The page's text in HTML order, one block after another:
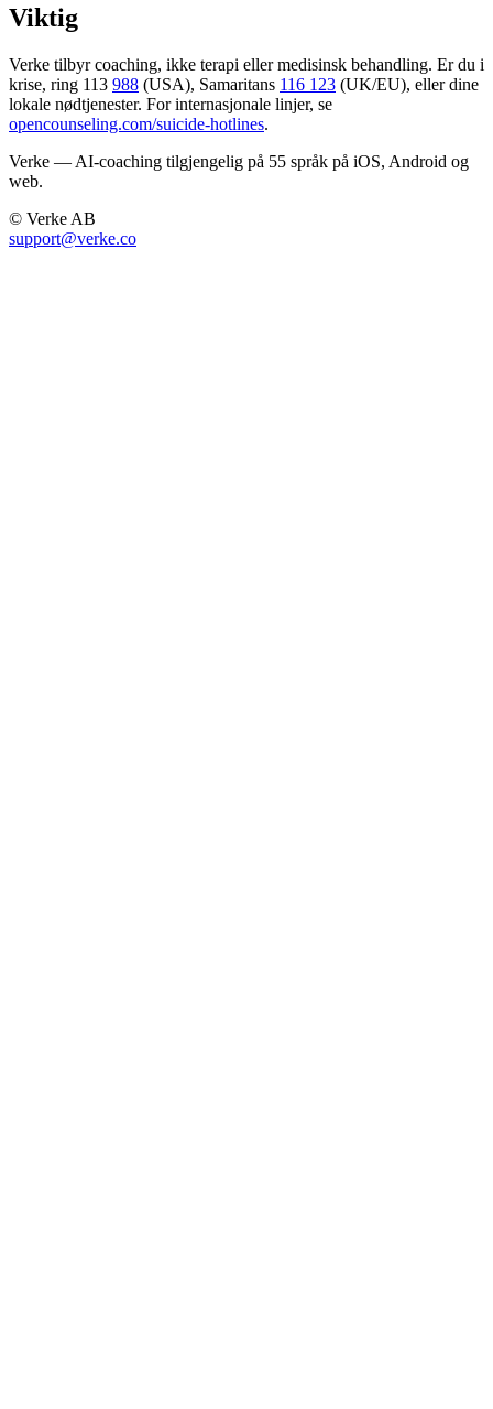
Viktig
Verke tilbyr coaching, ikke terapi eller medisinsk behandling. Er du i
krise, ring 113 988 (USA), Samaritans 116 123 (UK/EU), eller dine
lokale nødtjenester. For internasjonale linjer, se
opencounseling.com/suicide-hotlines.
Verke — AI-coaching tilgjengelig på 55 språk på iOS, Android og
web.
© Verke AB
support@verke.co